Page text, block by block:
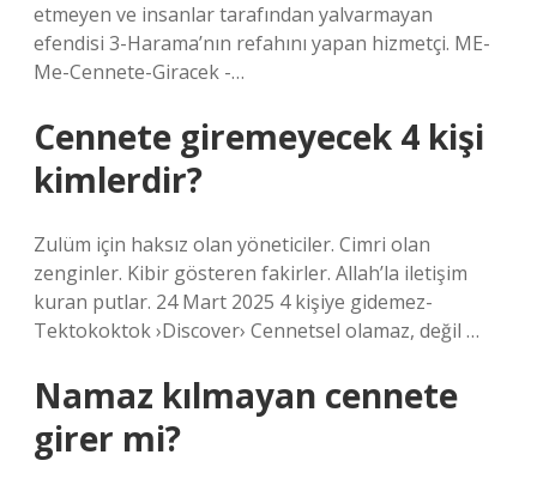
etmeyen ve insanlar tarafından yalvarmayan
efendisi 3-Harama’nın refahını yapan hizmetçi. ME-
Me-Cennete-Giracek -…
Cennete giremeyecek 4 kişi
kimlerdir?
Zulüm için haksız olan yöneticiler. Cimri olan
zenginler. Kibir gösteren fakirler. Allah’la iletişim
kuran putlar. 24 Mart 2025 4 kişiye gidemez-
Tektokoktok ›Discover› Cennetsel olamaz, değil …
Namaz kılmayan cennete
girer mi?